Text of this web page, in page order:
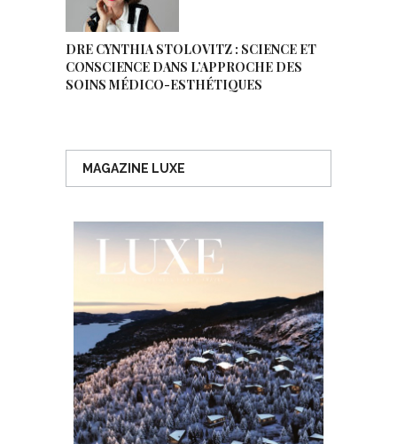
DRE CYNTHIA STOLOVITZ : SCIENCE ET
CONSCIENCE DANS L’APPROCHE DES
SOINS MÉDICO-ESTHÉTIQUES
MAGAZINE LUXE